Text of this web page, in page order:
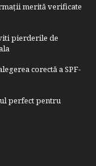
merită verificate
pierderile de
corectă a SPF-
perfect pentru